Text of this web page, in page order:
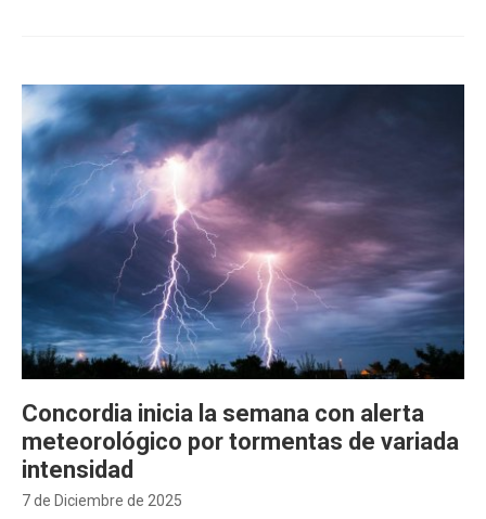
7 de Diciembre de 2025
Concordia inicia la semana con alerta
meteorológico por tormentas de variada
intensidad